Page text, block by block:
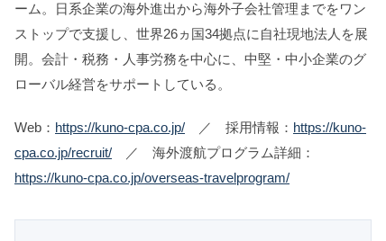
ーム。日系企業の海外進出から海外子会社管理までをワン
ストップで支援し、世界26ヵ国34拠点に自社現地法人を展
開。会計・税務・人事労務を中心に、中堅・中小企業のグ
ローバル経営をサポートしている。
Web： https://kuno-cpa.co.jp/ ／ 採用情報： https://kuno-
cpa.co.jp/recruit/ ／ 海外渡航プログラム詳細：
https://kuno-cpa.co.jp/overseas-travelprogram/